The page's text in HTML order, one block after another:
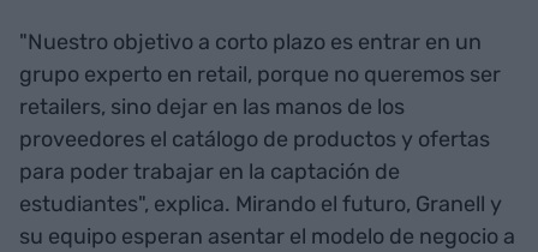
"Nuestro objetivo a corto plazo es entrar en un
grupo experto en retail, porque no queremos ser
retailers, sino dejar en las manos de los
proveedores el catálogo de productos y ofertas
para poder trabajar en la captación de
estudiantes", explica. Mirando el futuro, Granell y
su equipo esperan asentar el modelo de negocio a